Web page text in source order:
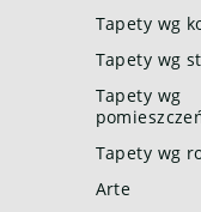
Tapety wg
Tapety wg
Tapety wg
Tapety wg
Arte